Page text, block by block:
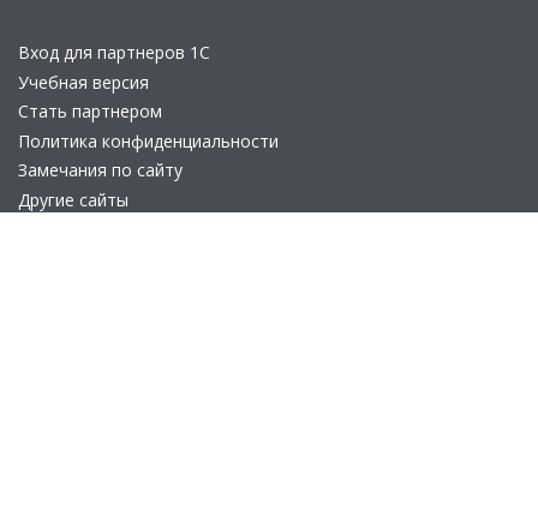
Вход для партнеров 1С
Учебная версия
Стать партнером
Политика конфиденциальности
Замечания по сайту
Другие сайты